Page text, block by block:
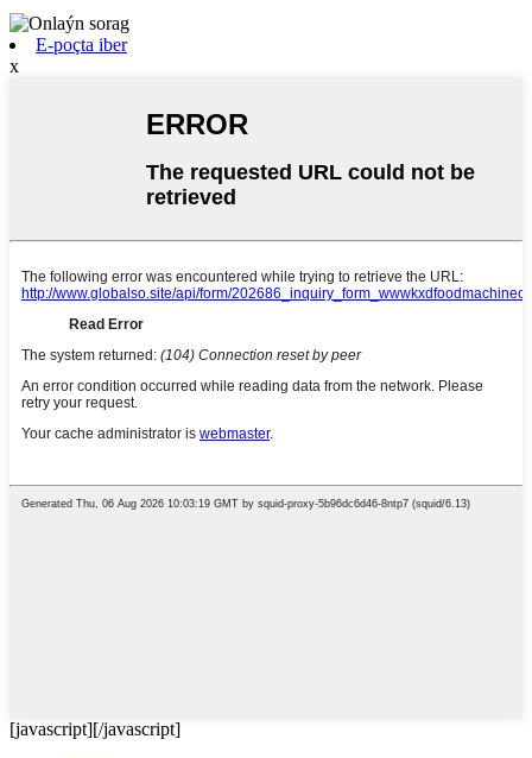
E-poçta iber
x
[javascript][/javascript]